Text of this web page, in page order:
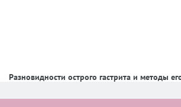
Разновидности острого гастрита и методы